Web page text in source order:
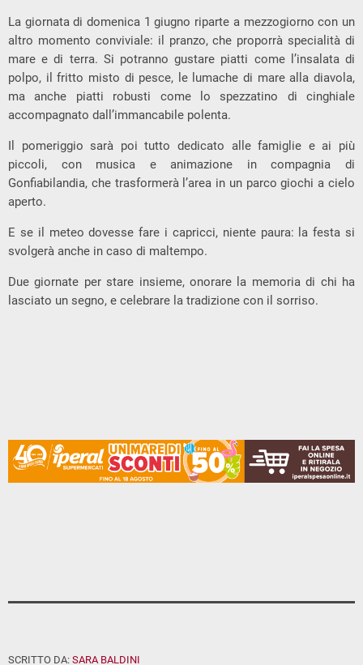
La giornata di domenica 1 giugno riparte a mezzogiorno con un
altro momento conviviale: il pranzo, che proporrà specialità di
mare e di terra. Si potranno gustare piatti come l’insalata di
polpo, il fritto misto di pesce, le lumache di mare alla diavola,
ma anche piatti robusti come lo spezzatino di cinghiale
accompagnato dall’immancabile polenta.
Il pomeriggio sarà poi tutto dedicato alle famiglie e ai più
piccoli, con musica e animazione in compagnia di
Gonfiabilandia, che trasformerà l’area in un parco giochi a cielo
aperto.
E se il meteo dovesse fare i capricci, niente paura: la festa si
svolgerà anche in caso di maltempo.
Due giornate per stare insieme, onorare la memoria di chi ha
lasciato un segno, e celebrare la tradizione con il sorriso.
SCRITTO DA: SARA BALDINI